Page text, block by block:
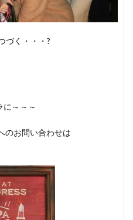
づく・・・?
～～～
のお問い合わせは